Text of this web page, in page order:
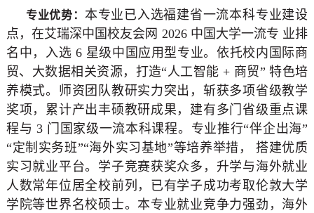
专业优势： 本专业已入选福建省一流本科专业建设
点，在艾瑞深中国校友会网 2026 中国大学一流专 业排
名中，入选 6 星级中国应用型专业。依托校内国际商
贸、大数据相关资源，打造“人工智能 + 商贸” 特色培
养模式。师资团队教研实力突出，斩获多项省级教学
奖项，累计产出丰硕教研成果，建有多门省级重点课
程与 3 门国家级一流本科课程。专业推行“伴企出海”
“定制实务班”“海外实习基地”等培养举措， 搭建优质
实习就业平台。学子竞赛获奖众多，升学与海外就业
人数常年位居全校前列，已有学子成功考取伦敦大学
学院等世界名校硕士。本专业就业竞争力强劲，海外